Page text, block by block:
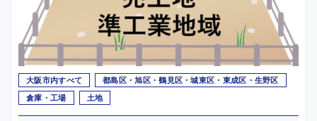
大阪市内すべて 都島区・旭区・鶴見区・城東区・東成区・生野区
倉庫・工場 土地